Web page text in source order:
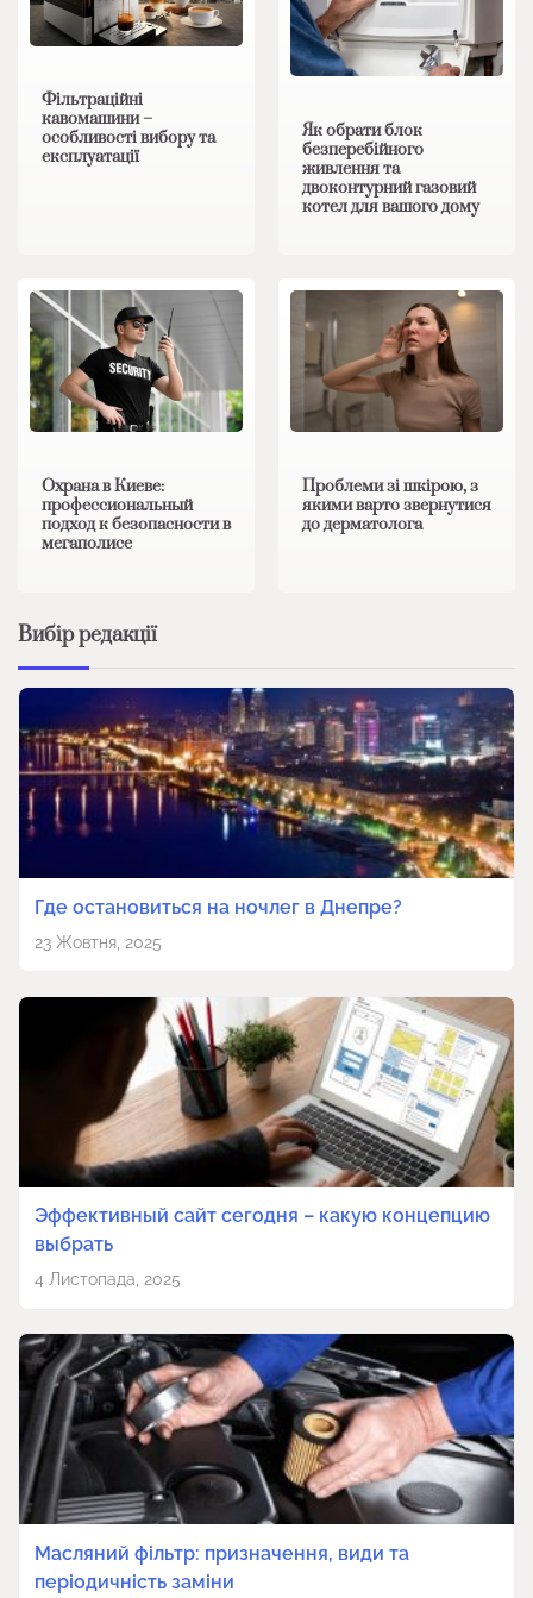
Фільтраційні
кавомашини –
особливості вибору та
експлуатації
Як обрати блок
безперебійного
живлення та
двоконтурний газовий
котел для вашого дому
Охрана в Киеве:
профессиональный
подход к безопасности в
мегаполисе
Проблеми зі шкірою, з
якими варто звернутися
до дерматолога
Вибір редакції
Где остановиться на ночлег в Днепре?
23 Жовтня, 2025
Эффективный сайт сегодня – какую концепцию
выбрать
4 Листопада, 2025
Масляний фільтр: призначення, види та
періодичність заміни